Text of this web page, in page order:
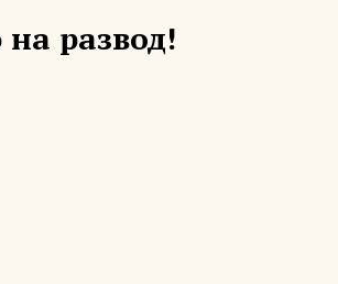
развод!